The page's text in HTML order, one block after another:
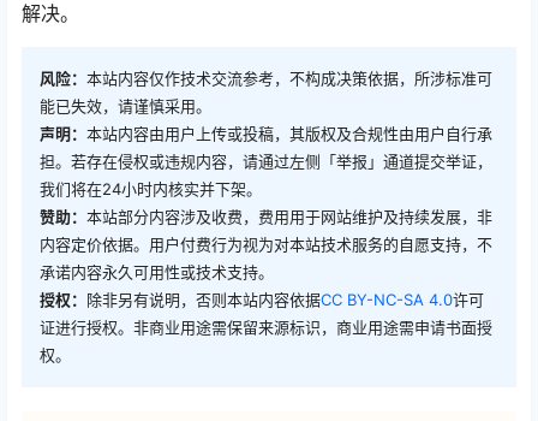
解决。󠅅󠅃󠄵󠅂󠄪󠇖󠆨󠆨󠇕󠆞󠆒󠅬󠇘󠆭󠆘󠇙󠆝󠅵󠇗󠆭󠆁󠄐󠇗󠅹󠅸󠇖󠆍󠅳󠇖󠅹󠅰󠇖󠆌󠅹
风险： 本站内容仅作技术交流参考，不构成决策依据，所涉标准可
能已失效，请谨慎采用。
声明： 本站内容由用户上传或投稿，其版权及合规性由用户自行承
担。若存在侵权或违规内容，请通过左侧「举报」通道提交举证，
我们将在24小时内核实并下架。
赞助： 本站部分内容涉及收费，费用用于网站维护及持续发展，非
内容定价依据。用户付费行为视为对本站技术服务的自愿支持，不
承诺内容永久可用性或技术支持。
授权： 除非另有说明，否则本站内容依据CC BY-NC-SA 4.0许可
证进行授权。非商业用途需保留来源标识，商业用途需申请书面授
权。